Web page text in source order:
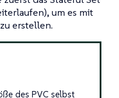
um es mit
erstellen.
des PVC selbst